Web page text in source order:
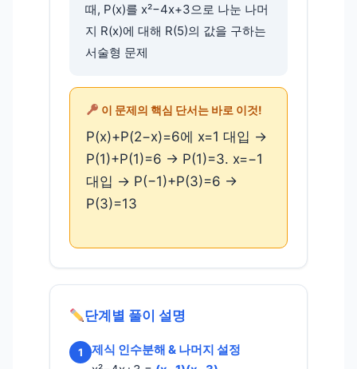
때, P(x)를 x²−4x+3으로 나눈 나머
지 R(x)에 대해 R(5)의 값을 구하는
서술형 문제
이 문제의 핵심 단서는 바로 이것!
P(x)+P(2−x)=6에 x=1 대입 →
P(1)+P(1)=6 → P(1)=3. x=−1
대입 → P(−1)+P(3)=6 →
P(3)=13
단계별 풀이 설명
1
제식 인수분해 & 나머지 설정